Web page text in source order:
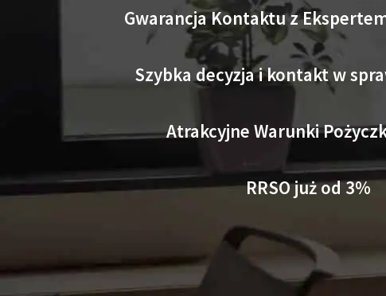
Gwarancja Kontaktu z
Szybka decyzja i kontakt w
Atrakcyjne Warunki
RRSO już od 3%